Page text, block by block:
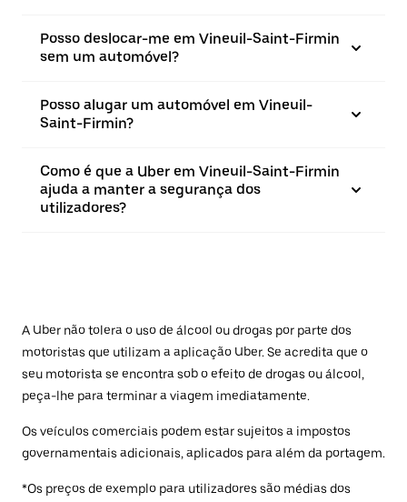
Posso deslocar-me em Vineuil-Saint-Firmin
sem um automóvel?
Posso alugar um automóvel em Vineuil-
Saint-Firmin?
Como é que a Uber em Vineuil-Saint-Firmin
ajuda a manter a segurança dos
utilizadores?
A Uber não tolera o uso de álcool ou drogas por parte dos
motoristas que utilizam a aplicação Uber. Se acredita que o
seu motorista se encontra sob o efeito de drogas ou álcool,
peça-lhe para terminar a viagem imediatamente.
Os veículos comerciais podem estar sujeitos a impostos
governamentais adicionais, aplicados para além da portagem.
*Os preços de exemplo para utilizadores são médias dos